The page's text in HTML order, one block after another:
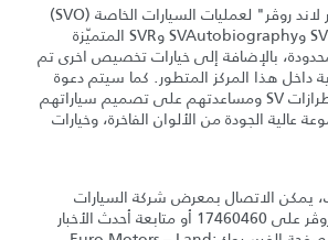
وسيقدم مركز "جاكوار لاند روڤر" لعمليات السيارات الخاصة (SVO)
في المملكة طرازات SV وSVAutobiography وSVR المتميّزة
بالإضافة إلى خيارات تخصيص اخرى تم
داخل هذا المركز المتطور. كما سيتم دعوة
العملاء لتجربة قيادة طرازات SV ومساعدتهم على تصميم سياراتهم
عالية الجودة من الألوان الفاخرة، وخيارات
يمكن الاتصال بمعرض شركة السيارات
الأوروبية جاكوار لاند روڤر على 17460460 أو متابعة أحدث الأخبار